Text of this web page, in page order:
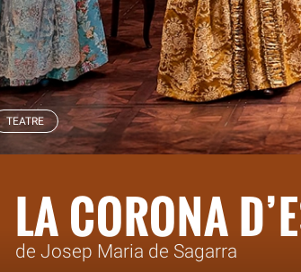
RBLS
TEATRE
LA CORONA
de Josep Maria de Sagarra